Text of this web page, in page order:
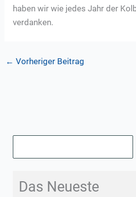
haben wir wie jedes Jahr der
verdanken.
← Vorheriger Beitrag
Das Neueste